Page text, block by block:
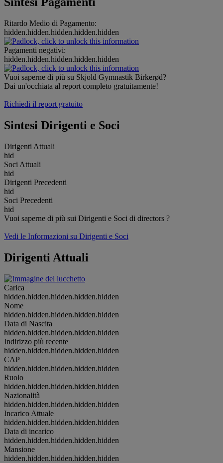
Ritardo Medio di Pagamento:
hidden.hidden.hidden.hidden.hidden
Pagamenti negativi:
hidden.hidden.hidden.hidden.hidden
Vuoi saperne di più su Skjold Gymnastik Birkerød?
Dai un'occhiata al report completo gratuitamente!
Richiedi il report gratuito
Sintesi Dirigenti e Soci
Dirigenti Attuali
hid
Soci Attuali
hid
Dirigenti Precedenti
hid
Soci Precedenti
hid
Vuoi saperne di più sui Dirigenti e Soci di directors ?
Vedi le Informazioni su Dirigenti e Soci
Dirigenti Attuali
Carica
hidden.hidden.hidden.hidden.hidden
Nome
hidden.hidden.hidden.hidden.hidden
Data di Nascita
hidden.hidden.hidden.hidden.hidden
Indirizzo più recente
hidden.hidden.hidden.hidden.hidden
CAP
hidden.hidden.hidden.hidden.hidden
Ruolo
hidden.hidden.hidden.hidden.hidden
Nazionalità
hidden.hidden.hidden.hidden.hidden
Incarico Attuale
hidden.hidden.hidden.hidden.hidden
Data di incarico
hidden.hidden.hidden.hidden.hidden
Mansione
hidden.hidden.hidden.hidden.hidden